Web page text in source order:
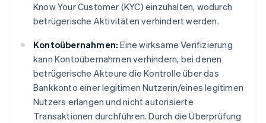
Know Your Customer (KYC) einzuhalten, wodurch
betrügerische Aktivitäten verhindert werden.
Kontoübernahmen: Eine wirksame Verifizierung
kann Kontoübernahmen verhindern, bei denen
betrügerische Akteure die Kontrolle über das
Bankkonto einer legitimen Nutzerin/eines legitimen
Nutzers erlangen und nicht autorisierte
Transaktionen durchführen. Durch die Überprüfung